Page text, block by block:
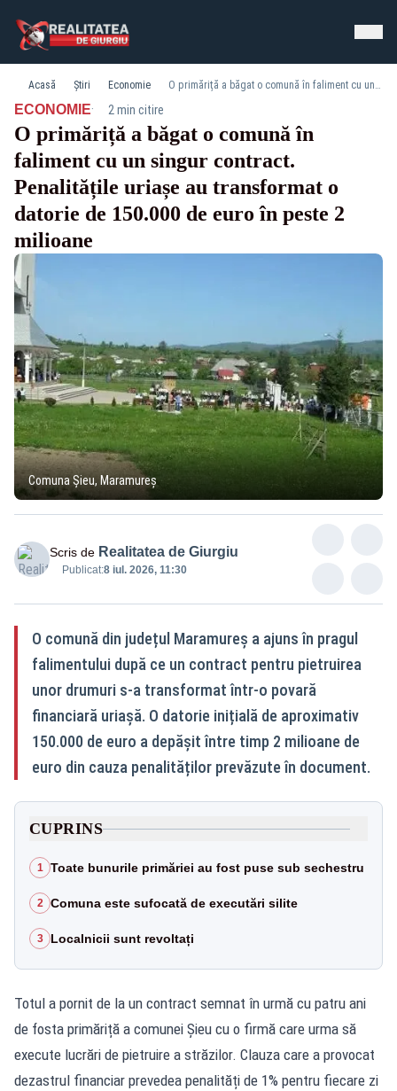
Acasă Știri Economie O primăriță a băgat o comună în faliment cu un singur contract. Penalitățile uriașe au transformat o datorie de 150.000 de euro în peste 2 milioane
ECONOMIE· 2 min citire
O primăriță a băgat o comună în
faliment cu un singur contract.
Penalitățile uriașe au transformat o
datorie de 150.000 de euro în peste 2
milioane
Comuna Șieu, Maramureș
Scris de Realitatea de Giurgiu
Publicat:8 iul. 2026, 11:30
O comună din județul Maramureș a ajuns în pragul
falimentului după ce un contract pentru pietruirea
unor drumuri s-a transformat într-o povară
financiară uriașă. O datorie inițială de aproximativ
150.000 de euro a depășit între timp 2 milioane de
euro din cauza penalităților prevăzute în document.
CUPRINS
1 Toate bunurile primăriei au fost puse sub sechestru
2 Comuna este sufocată de executări silite
3 Localnicii sunt revoltați
Totul a pornit de la un contract semnat în urmă cu patru ani
de fosta primăriță a comunei Șieu cu o firmă care urma să
execute lucrări de pietruire a străzilor. Clauza care a provocat
dezastrul financiar prevedea penalități de 1% pentru fiecare zi